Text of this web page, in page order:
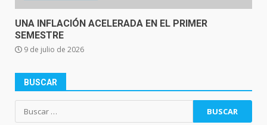
UNA INFLACIÓN ACELERADA EN EL PRIMER
SEMESTRE
9 de julio de 2026
BUSCAR
Buscar: